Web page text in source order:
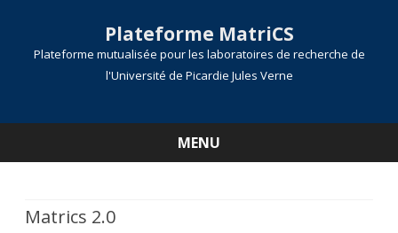
Plateforme MatriCS
Plateforme mutualisée pour les laboratoires de recherche de
l'Université de Picardie Jules Verne
MENU
Matrics 2.0